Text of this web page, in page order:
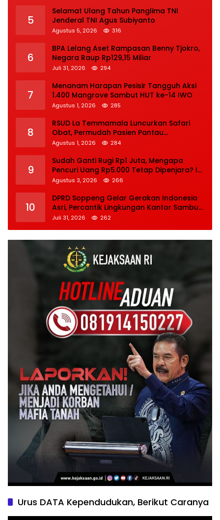
5
Selamat Ulang Tahun Panglima TNI
Jenderal TNI Agus Subiyanto
Agustus 5, 2026 316
6
BPA Lelang Aset Rampasan Benny Tjokro,
Negara Raup Rp129,15 Miliar
Juli 31, 2026 294
7
Menanam Harapan Pesisir Tangguh Aksi
1.400 Mangrove Sambut HUT ke-14 IWO
Agustus 1, 2026 285
8
RSUD La Temmamala Luncurkan Safari
Obat, Permudah Pasien Pantau
Penyelesaian Resep Secara Real Time
Agustus 1, 2026 284
9
Sudah Ganti Rugi Rp1 Juta, Mengapa
Pencuri Uang Rp5.000 Tetap Dipenjara? Ini
Pertimbangan Hakim
Agustus 3, 2026 266
10
DPRD Soppeng Gelar Gerakan Indonesia
Asri, Percantik Lingkungan Kantor Sambut
HUT Ke-81 RI
Juli 31, 2026 262
Urus DATA Kependudukan, Berikut Caranya